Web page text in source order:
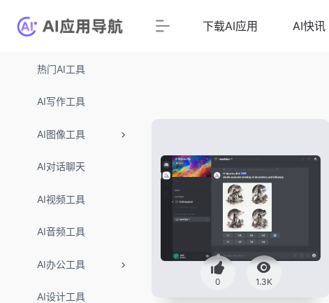
热门AI工具
AI写作工具
AI图像工具
AI对话聊天
AI视频工具
AI音频工具
AI办公工具
AI设计工具
下载AI应用 AI快讯
0 1.3K